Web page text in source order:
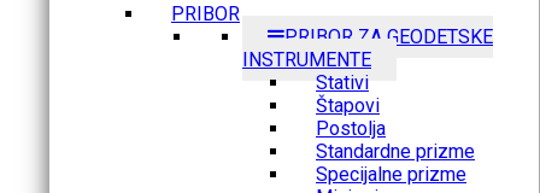
PRIBOR
PRIBOR ZA GEODETSKE
INSTRUMENTE
Stativi
Štapovi
Postolja
Standardne prizme
Specijalne prizme